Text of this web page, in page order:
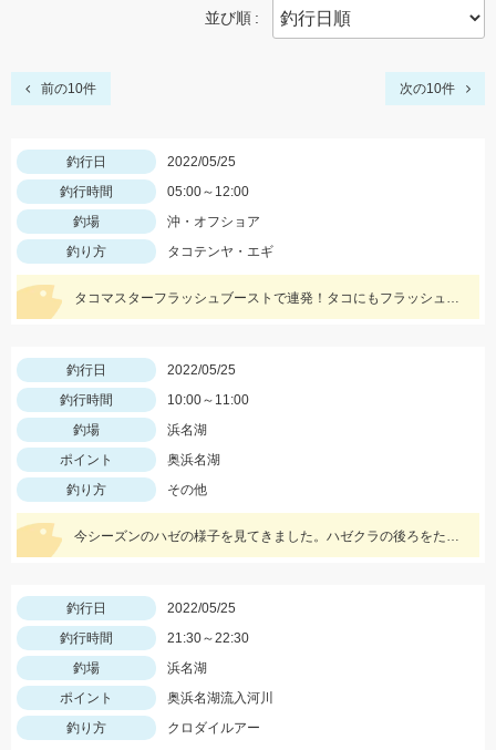
並び順
前の10件 次の10件
釣行日
2022/05/25
釣行時間
05:00～12:00
釣場
沖・オフショア
釣り方
タコテンヤ・エギ
タコマスターフラッシュブーストで連発！タコにもフラッシュブーストが効きます！！
釣行日
2022/05/25
釣行時間
10:00～11:00
釣場
浜名湖
ポイント
奥浜名湖
釣り方
その他
今シーズンのハゼの様子を見てきました。ハゼクラの後ろをたくさんのハゼが付いてきたので今後楽しみですよ♪今後もちょくちょく様子見てきますね。
釣行日
2022/05/25
釣行時間
21:30～22:30
釣場
浜名湖
ポイント
奥浜名湖流入河川
釣り方
クロダイルアー